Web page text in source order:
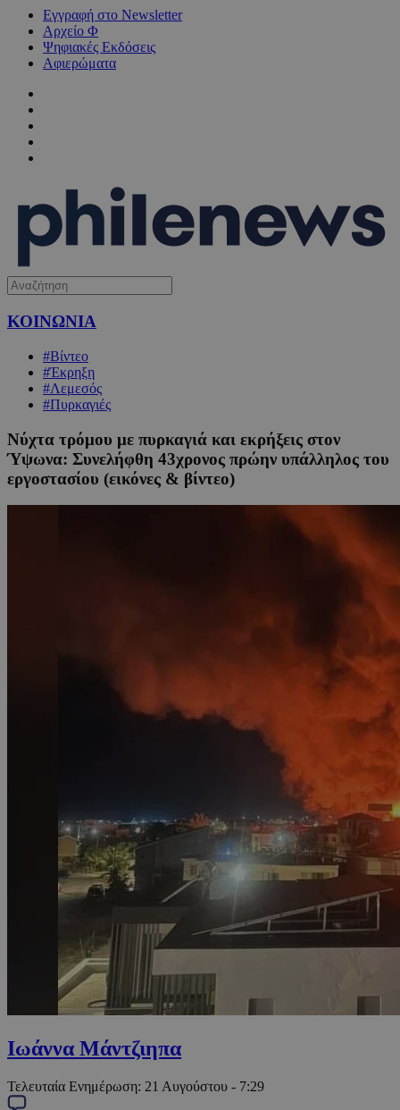
Εγγραφή στο Newsletter
Αρχείο Φ
Ψηφιακές Εκδόσεις
Αφιερώματα
ΚΟΙΝΩΝΙΑ
#Βίντεο
#Έκρηξη
#Λεμεσός
#Πυρκαγιές
Νύχτα τρόμου με πυρκαγιά και εκρήξεις στον
Ύψωνα: Συνελήφθη 43χρονος πρώην υπάλληλος του
εργοστασίου (εικόνες & βίντεο)
Ιωάννα Μάντζιηπα
Τελευταία Ενημέρωση: 21 Αυγούστου - 7:29